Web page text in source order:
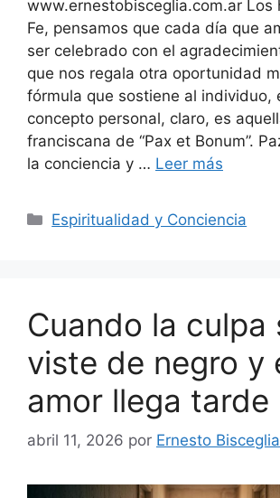
www.ernestobisceglia.com.ar Los
Fe, pensamos que cada día que
ser celebrado con el
que nos regala otra oportunidad
fórmula que sostiene al individuo,
concepto personal, claro, es
franciscana de “Pax et Bonum”.
la conciencia y … Leer más
Categorías
Espiritualidad y Conciencia
Cuando la culpa
viste de negro y
amor llega tarde
abril 11, 2026 por Ernesto Bisceglia